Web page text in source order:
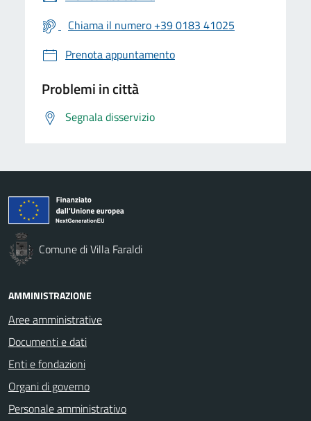
Chiama il numero +39 0183 41025
Prenota appuntamento
Problemi in città
Segnala disservizio
Comune di Villa Faraldi
AMMINISTRAZIONE
Aree amministrative
Documenti e dati
Enti e fondazioni
Organi di governo
Personale amministrativo